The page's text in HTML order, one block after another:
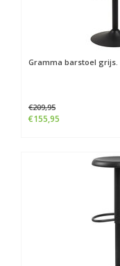
Gramma barstoel grijs.
€209,95
€155,95